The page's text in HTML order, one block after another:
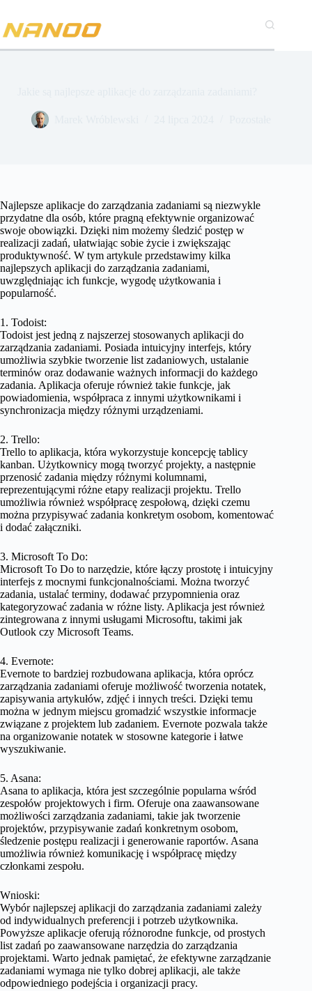
treści
Najlepsze aplikacje do zarządzania zadaniami są niezwykle
przydatne dla osób, które pragną efektywnie organizować
swoje obowiązki. Dzięki nim możemy śledzić postęp w
realizacji zadań, ułatwiając sobie życie i zwiększając
produktywność. W tym artykule przedstawimy kilka
najlepszych aplikacji do zarządzania zadaniami,
uwzględniając ich funkcje, wygodę użytkowania i
popularność.
1. Todoist:
Todoist jest jedną z najszerzej stosowanych aplikacji do
zarządzania zadaniami. Posiada intuicyjny interfejs, który
umożliwia szybkie tworzenie list zadaniowych, ustalanie
terminów oraz dodawanie ważnych informacji do każdego
zadania. Aplikacja oferuje również takie funkcje, jak
powiadomienia, współpraca z innymi użytkownikami i
synchronizacja między różnymi urządzeniami.
2. Trello:
Trello to aplikacja, która wykorzystuje koncepcję tablicy
kanban. Użytkownicy mogą tworzyć projekty, a następnie
przenosić zadania między różnymi kolumnami,
reprezentującymi różne etapy realizacji projektu. Trello
umożliwia również współpracę zespołową, dzięki czemu
można przypisywać zadania konkretym osobom, komentować
i dodać załączniki.
3. Microsoft To Do:
Microsoft To Do to narzędzie, które łączy prostotę i intuicyjny
interfejs z mocnymi funkcjonalnościami. Można tworzyć
zadania, ustalać terminy, dodawać przypomnienia oraz
kategoryzować zadania w różne listy. Aplikacja jest również
zintegrowana z innymi usługami Microsoftu, takimi jak
Outlook czy Microsoft Teams.
4. Evernote:
Evernote to bardziej rozbudowana aplikacja, która oprócz
zarządzania zadaniami oferuje możliwość tworzenia notatek,
zapisywania artykułów, zdjęć i innych treści. Dzięki temu
można w jednym miejscu gromadzić wszystkie informacje
związane z projektem lub zadaniem. Evernote pozwala także
na organizowanie notatek w stosowne kategorie i łatwe
wyszukiwanie.
5. Asana:
Asana to aplikacja, która jest szczególnie popularna wśród
zespołów projektowych i firm. Oferuje ona zaawansowane
możliwości zarządzania zadaniami, takie jak tworzenie
projektów, przypisywanie zadań konkretnym osobom,
śledzenie postępu realizacji i generowanie raportów. Asana
umożliwia również komunikację i współpracę między
członkami zespołu.
Wnioski:
Wybór najlepszej aplikacji do zarządzania zadaniami zależy
od indywidualnych preferencji i potrzeb użytkownika.
Powyższe aplikacje oferują różnorodne funkcje, od prostych
list zadań po zaawansowane narzędzia do zarządzania
projektami. Warto jednak pamiętać, że efektywne zarządzanie
zadaniami wymaga nie tylko dobrej aplikacji, ale także
odpowiedniego podejścia i organizacji pracy.